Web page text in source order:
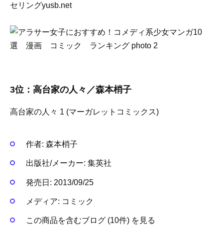
セリングyusb.net
3位：高台家の人々／森本梢子
高台家の人々 1 (マーガレットコミックス)
作者: 森本梢子
出版社/メーカー: 集英社
発売日: 2013/09/25
メディア: コミック
この商品を含むブログ (10件) を見る